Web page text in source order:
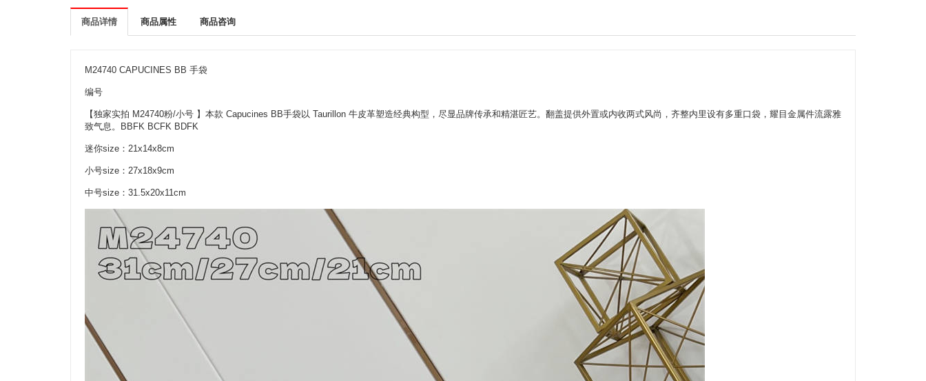
商品详情 商品属性 商品咨询
M24740 CAPUCINES BB 手袋
编号
【独家实拍 M24740粉/小号 】本款 Capucines BB手袋以 Taurillon 牛皮革塑造经典构型，尽显品牌传承和精湛匠艺。翻盖提供外置或内收两式风尚，齐整内里设有多重口袋，耀目金属件流露雅
致气息。BBFK BCFK BDFK
迷你size：21x14x8cm
小号size：27x18x9cm
中号size：31.5x20x11cm